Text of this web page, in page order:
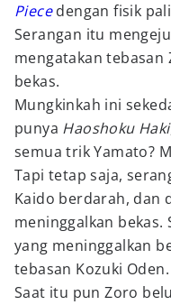
Piece dengan fisik
Serangan itu
mengatakan tebasan
bekas.
Mungkinkah ini
punya Haoshoku Haki
semua trik Yamato?
Tapi tetap saja,
Kaido berdarah, dan
meninggalkan
yang meninggalkan
tebasan Kozuki Oden.
Saat itu pun Zoro